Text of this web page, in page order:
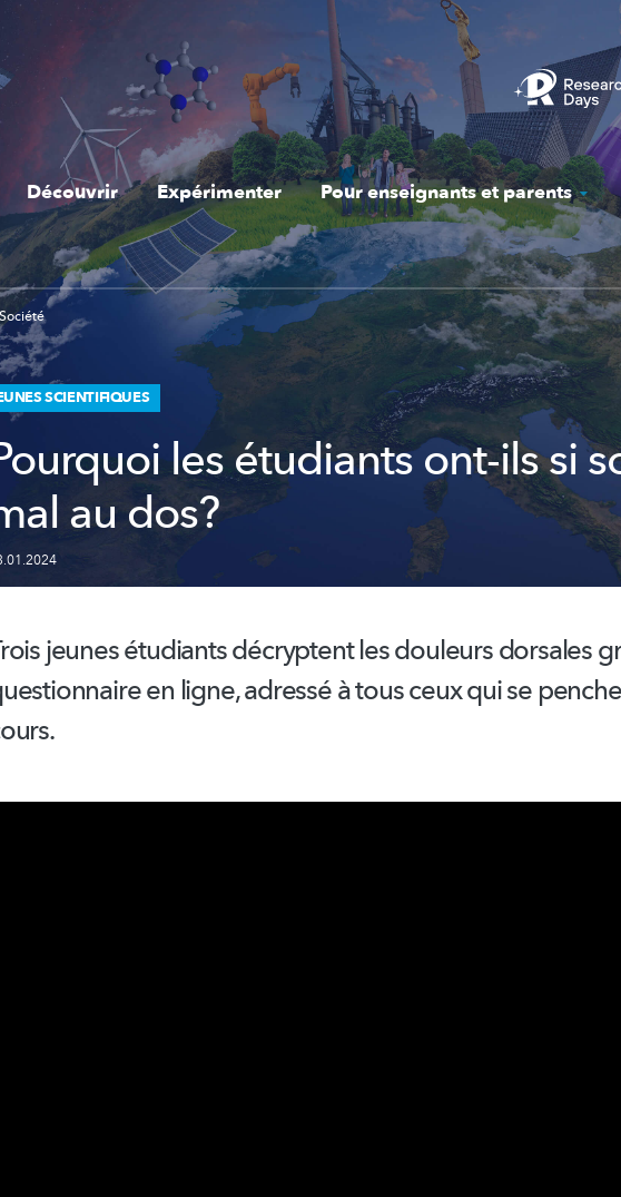
Découvrir Expérimenter Pour enseignants et parents
SCIENTIFIQUES
les étudiants ont-ils si
au dos?
jeunes étudiants décryptent les douleurs dorsales
en ligne, adressé à tous ceux qui se